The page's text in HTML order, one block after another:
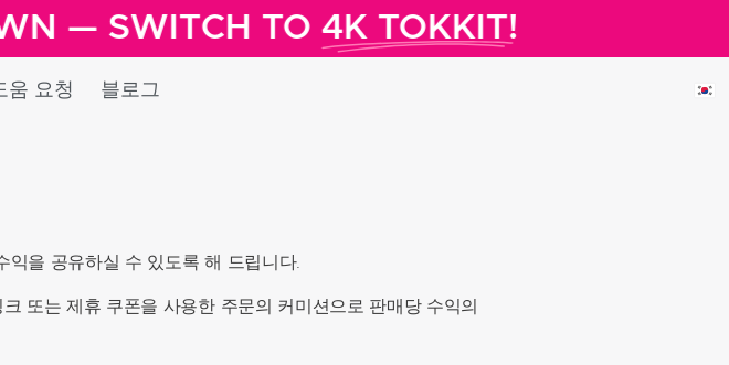
— SWITCH TO4K TOKKIT!
움 요청 블로그
익을 공유하실 수 있도록 해 드립니다.
또는 제휴 쿠폰을 사용한 주문의 커미션으로 판매당 수익의